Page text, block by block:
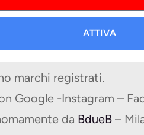
ATTIVA
marchi registrati.
Google -Instagram –
da BdueB –